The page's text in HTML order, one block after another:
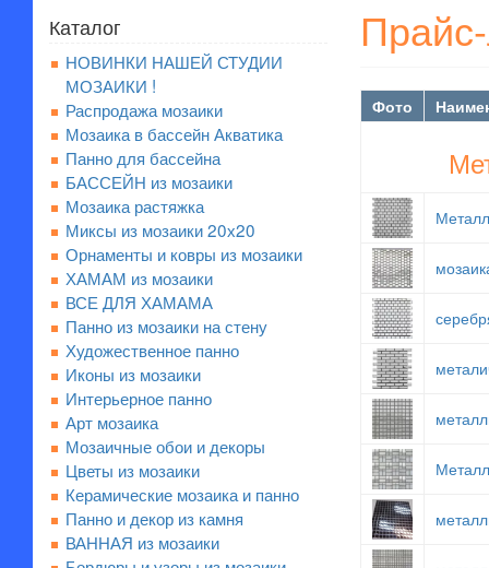
Каталог
НОВИНКИ НАШЕЙ СТУДИИ
МОЗАИКИ !
Распродажа мозаики
Мозаика в бассейн Акватика
Панно для бассейна
БАССЕЙН из мозаики
Мозаика растяжка
Миксы из мозаики 20х20
Орнаменты и ковры из мозаики
ХАМАМ из мозаики
ВСЕ ДЛЯ ХАМАМА
Панно из мозаики на стену
Художественное панно
Иконы из мозаики
Интерьерное панно
Арт мозаика
Мозаичные обои и декоры
Цветы из мозаики
Керамические мозаика и панно
Панно и декор из камня
ВАННАЯ из мозаики
Фото